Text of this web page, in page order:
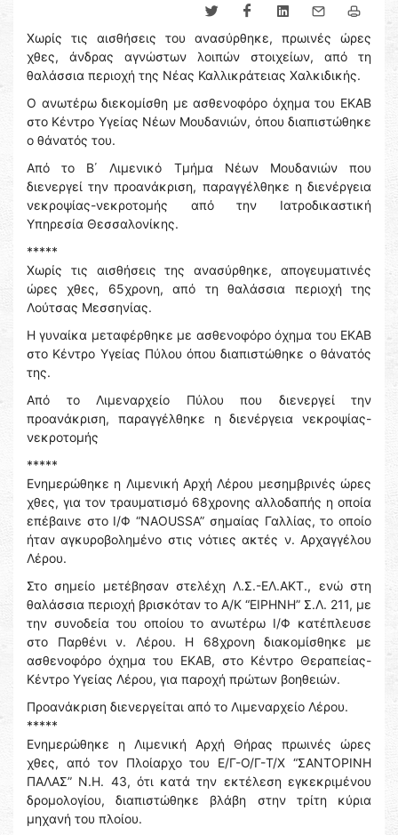
Χωρίς τις αισθήσεις του ανασύρθηκε, πρωινές ώρες
χθες, άνδρας αγνώστων λοιπών στοιχείων, από τη
θαλάσσια περιοχή της Νέας Καλλικράτειας Χαλκιδικής.
Ο ανωτέρω διεκομίσθη με ασθενοφόρο όχημα του ΕΚΑΒ
στο Κέντρο Υγείας Νέων Μουδανιών, όπου διαπιστώθηκε
ο θάνατός του.
Aπό το Β΄ Λιμενικό Τμήμα Νέων Μουδανιών που
διενεργεί την προανάκριση, παραγγέλθηκε η διενέργεια
νεκροψίας-νεκροτομής από την Ιατροδικαστική
Υπηρεσία Θεσσαλονίκης.
*****
Χωρίς τις αισθήσεις της ανασύρθηκε, απογευματινές
ώρες χθες, 65χρονη, από τη θαλάσσια περιοχή της
Λούτσας Μεσσηνίας.
Η γυναίκα μεταφέρθηκε με ασθενοφόρο όχημα του ΕΚΑΒ
στο Κέντρο Υγείας Πύλου όπου διαπιστώθηκε ο θάνατός
της.
Aπό το Λιμεναρχείο Πύλου που διενεργεί την
προανάκριση, παραγγέλθηκε η διενέργεια νεκροψίας-
νεκροτομής
*****
Ενημερώθηκε η Λιμενική Αρχή Λέρου μεσημβρινές ώρες
χθες, για τον τραυματισμό 68χρονης αλλοδαπής η οποία
επέβαινε στο Ι/Φ “NAOUSSA” σημαίας Γαλλίας, το οποίο
ήταν αγκυροβολημένο στις νότιες ακτές ν. Αρχαγγέλου
Λέρου.
Στο σημείο μετέβησαν στελέχη Λ.Σ.-ΕΛ.ΑΚΤ., ενώ στη
θαλάσσια περιοχή βρισκόταν το Α/Κ “ΕΙΡΗΝΗ” Σ.Λ. 211, με
την συνοδεία του οποίου το ανωτέρω Ι/Φ κατέπλευσε
στο Παρθένι ν. Λέρου. Η 68χρονη διακομίσθηκε με
ασθενοφόρο όχημα του ΕΚΑΒ, στο Κέντρο Θεραπείας-
Κέντρο Υγείας Λέρου, για παροχή πρώτων βοηθειών.
Προανάκριση διενεργείται από το Λιμεναρχείο Λέρου.
*****
Ενημερώθηκε η Λιμενική Αρχή Θήρας πρωινές ώρες
χθες, από τον Πλοίαρχο του Ε/Γ-Ο/Γ-T/X “ΣΑΝΤΟΡΙΝΗ
ΠΑΛΑΣ” Ν.Η. 43, ότι κατά την εκτέλεση εγκεκριμένου
δρομολογίου, διαπιστώθηκε βλάβη στην τρίτη κύρια
μηχανή του πλοίου.